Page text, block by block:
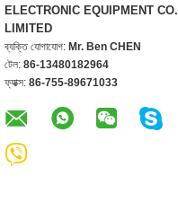
ELECTRONIC EQUIPMENT
LIMITED
ব্যক্তি যোগাযোগ: Mr. Ben CHEN
টেল: 86-13480182964
ফ্যাক্স: 86-755-89671033